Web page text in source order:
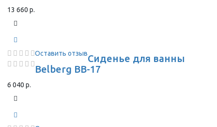
13 660 р.
Оставить отзывСиденье для ванны
Belberg BB-17
6 040 р.